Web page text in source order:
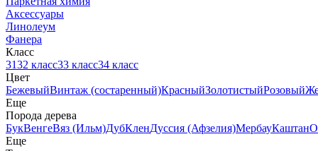
Аксессуары
Линолеум
Фанера
Класс
3132 класс33 класс34 класс
Цвет
БежевыйВинтаж (состаренный)КрасныйЗолотистыйРозовый
Еще
Порода дерева
БукВенгеВяз (Ильм)ДубКленДуссия (Афзелия)МербауКаштан
Еще